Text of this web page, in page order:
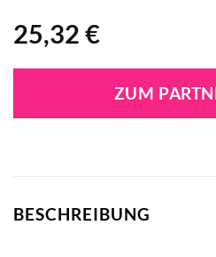
25,32 €
ZUM
BESCHREIBUNG